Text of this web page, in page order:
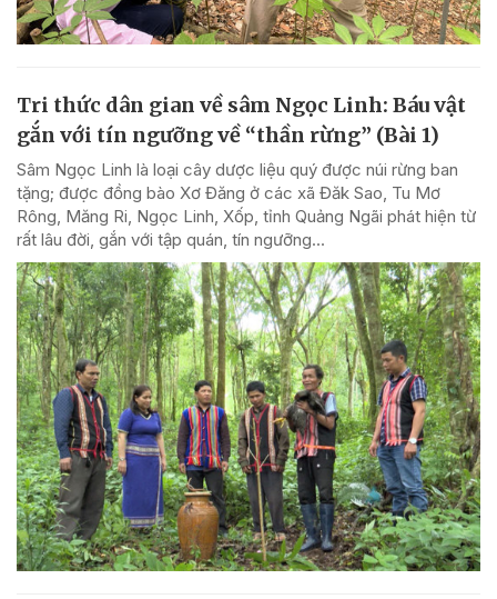
Tri thức dân gian về sâm Ngọc Linh: Báu vật
gắn với tín ngưỡng về “thần rừng” (Bài 1)
Sâm Ngọc Linh là loại cây dược liệu quý được núi rừng ban
tặng; được đồng bào Xơ Đăng ở các xã Đăk Sao, Tu Mơ
Rông, Măng Ri, Ngọc Linh, Xốp, tỉnh Quảng Ngãi phát hiện từ
rất lâu đời, gắn với tập quán, tín ngưỡng...